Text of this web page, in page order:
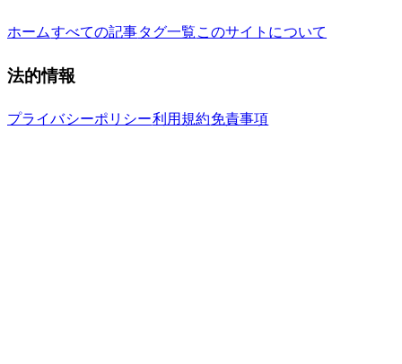
ホームすべての記事タグ一覧 このサイトについて
法的情報
プライバシーポリシー利用規約免責事項